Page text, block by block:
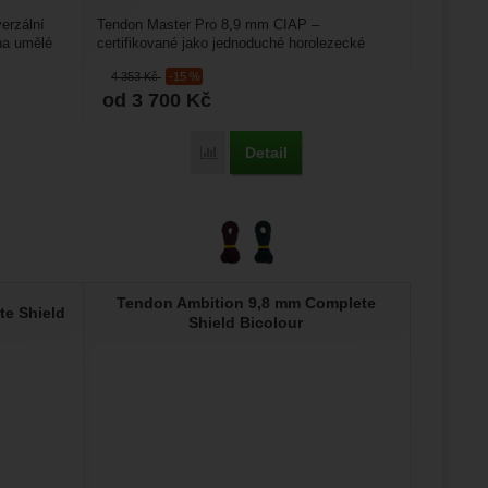
si
9,8 Standard' k porovnání
umělé
4 353Kč -15 %
od 3 700 Kč
Přidat 'Tendon Master Pro 8,9 Complete
Detail
Tendon Master Pro 8,9 mm CIAP –
certifikované jako jednoduché horolezecké
Shield
Tendon Ambition 9,8 mm Complete
Shield Bicolour